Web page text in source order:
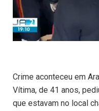
Crime aconteceu em
Vítima, de 41 anos,
que estavam no local